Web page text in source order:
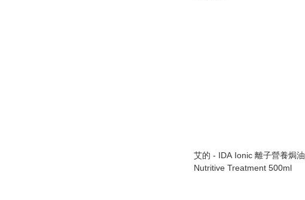
艾的 - IDA Ionic 離子營養焗油
Nutritive Treatment 500ml